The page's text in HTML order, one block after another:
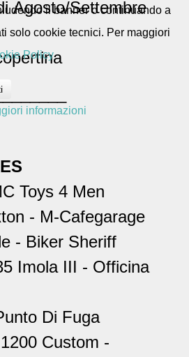
Agosto/Settembre
Toys 4 Men
- M-Cafegarage
- Biker Sheriff
Imola III - Officina
Di Fuga
Custom -
il banner o continuando a
solo cookie tecnici. Per maggiori
Policy
informazioni